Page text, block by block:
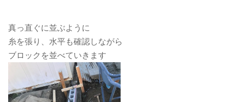
真っ直ぐに並ぶように
糸を張り、水平も確認しながら
ブロックを並べていきます